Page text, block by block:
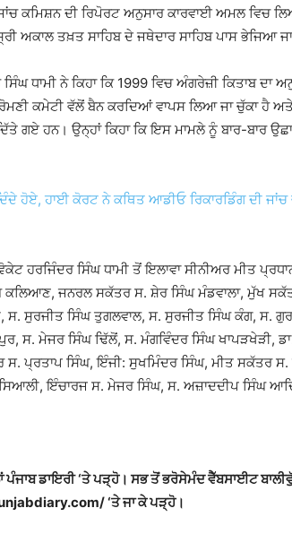
ਕਮਿਸ਼ਨ ਦੀ ਰਿਪੋਰਟ ਅਨੁਸਾਰ ਕਾਰਵਾਈ ਅਮਲ ਵਿਚ
ਅਕਾਲ ਤਖ਼ਤ ਸਾਹਿਬ ਦੇ ਜਥੇਦਾਰ ਸਾਹਿਬ ਪਾਸ ਭੇਜਿਆ
ਧਾਮੀ ਨੇ ਕਿਹਾ ਕਿ 1999 ਵਿਚ ਅੰਗਰੇਜ਼ੀ ਕਿਤਾਬ ਦਾ
ਕਮੇਟੀ ਵੱਲੋਂ ਬੈਨ ਕਰਦਿਆਂ ਵਾਪਸ ਲਿਆ ਜਾ ਚੁੱਕਾ ਹੈ
ਗਏ ਹਨ। ਉਨ੍ਹਾਂ ਕਿਹਾ ਕਿ ਇਸ ਮਾਮਲੇ ਨੂੰ ਬਾਰ-ਬਾਰ
ਹੋਏ, ਹਾਈ ਕੋਰਟ ਨੇ ਕਥਿਤ ਆਡੀਓ ਰਿਕਾਰਡਿੰਗ ਦੀ
ਹਰਜਿੰਦਰ ਸਿੰਘ ਧਾਮੀ ਤੋਂ ਇਲਾਵਾ ਸੀਨੀਅਰ ਮੀਤ
ਕਲਿਆਣ, ਜਨਰਲ ਸਕੱਤਰ ਸ. ਸ਼ੇਰ ਸਿੰਘ ਮੰਡਵਾਲਾ, ਮੁੱਖ
ਸੁਰਜੀਤ ਸਿੰਘ ਤੁਗਲਵਾਲ, ਸ. ਸੁਰਜੀਤ ਸਿੰਘ ਕੰਗ, ਸ.
ਸ. ਮੇਜਰ ਸਿੰਘ ਢਿੱਲੋਂ, ਸ. ਮੰਗਵਿੰਦਰ ਸਿੰਘ ਖਾਪੜਖੇੜੀ,
ਸ. ਪ੍ਰਤਾਪ ਸਿੰਘ, ਇੰਜੀ: ਸੁਖਮਿੰਦਰ ਸਿੰਘ, ਮੀਤ ਸਕੱਤਰ
ਇੰਚਾਰਜ ਸ. ਮੇਜਰ ਸਿੰਘ, ਸ. ਅਜ਼ਾਦਦੀਪ ਸਿੰਘ
ਪੰਜਾਬ ਡਾਇਰੀ ‘ਤੇ ਪੜ੍ਹੋ। ਸਭ ਤੋਂ ਭਰੋਸੇਮੰਦ ਵੈੱਬਸਾਈਟ
‘ਤੇ ਜਾ ਕੇ ਪੜ੍ਹੋ।